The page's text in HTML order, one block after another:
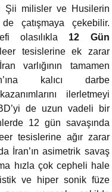
Şii milisler ve Husilerin
çatışmaya çekebilir.
olasılıkla 12 Gün
tesislerine ek zarar
varlığının tamamen
kalıcı darbe
ilerletmeyi
de uzun vadeli bir
12 gün savaşında
tesislerine ağır zarar
İran’ın asimetrik savaş
hızla çok cepheli hale
ve hiper sonik füze